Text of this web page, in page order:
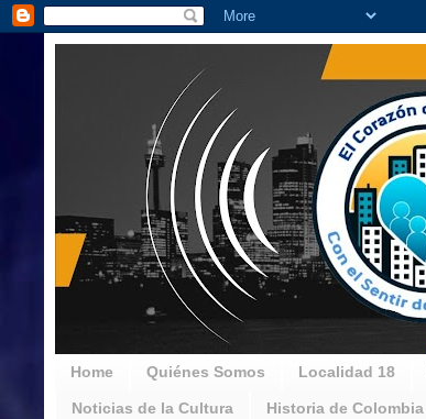
Home Quiénes Somos Localidad 18
Noticias de la Cultura Historia de Colombia